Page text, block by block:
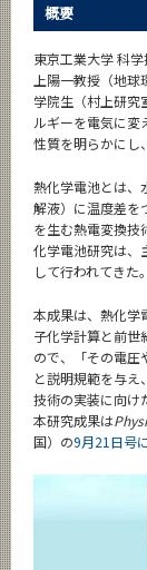
概要
東京工業大学 科
上陽一教授（地
学院生（村上研究
ルギーを電気に変
性質を明らかにし
熱化学電池とは、
解液）に温度差を
を生む熱電変換技
化学電池研究は、
して行われてきた。
本成果は、熱化学
子化学計算と前世
ので、「その電圧
と説明規範を与
技術の実装に向け
本研究成果は
国）の9月21日号
Event